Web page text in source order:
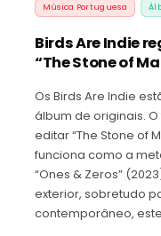
Música Portuguesa
Birds Are Indie
“The Stone of
Os Birds Are Indie
álbum de originais.
editar “The Stone of
funciona como a
“Ones & Zeros”
exterior, sobretudo
contemporâneo,